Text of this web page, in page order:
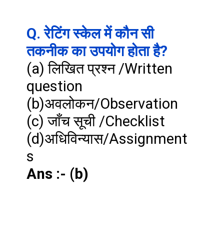
Q. रेटिंग स्केल में कौन सी
तकनीक का उपयोग होता है?
(a) लिखित प्रश्न /Written
question
(b)अवलोकन/Observation
(c) जाँच सूची /Checklist
(d)अधिविन्यास/Assignment
Ans :- (b)